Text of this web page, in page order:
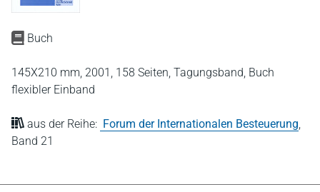
Buch
145X210 mm, 2001, 158 Seiten, Tagungsband, Buch
flexibler Einband
aus der Reihe: Forum der Internationalen Besteuerung
Band 21